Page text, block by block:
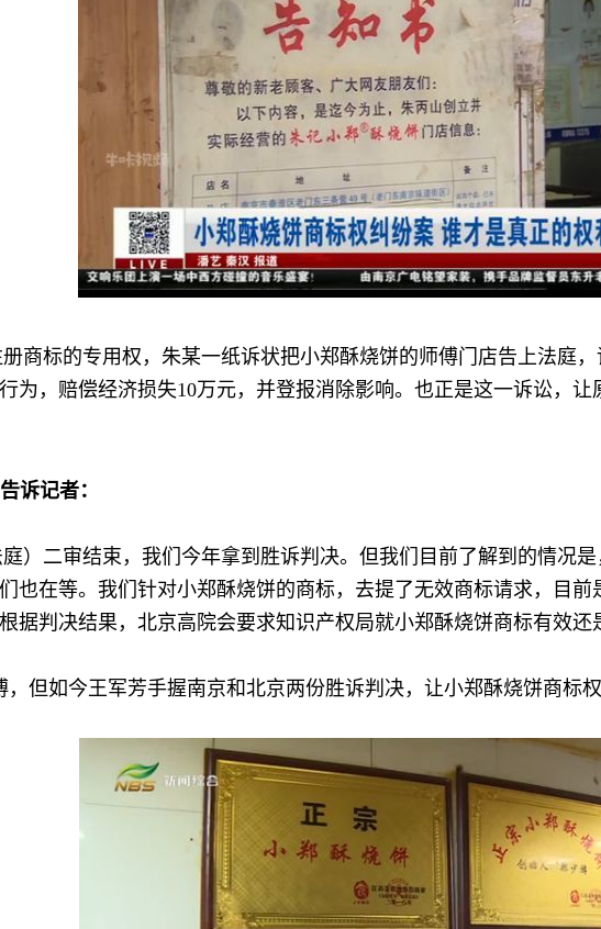
标的专用权，朱某一纸诉状把小郑酥烧饼的师傅门店告上法庭，
为，赔偿经济损失10万元，并登报消除影响。也正是这一诉讼，
记者：
二审结束，我们今年拿到胜诉判决。但我们目前了解到的情况是
也在等。我们针对小郑酥烧饼的商标，去提了无效商标请求，目
据判决结果，北京高院会要求知识产权局就小郑酥烧饼商标有效还
如今王军芳手握南京和北京两份胜诉判决，让小郑酥烧饼商标权